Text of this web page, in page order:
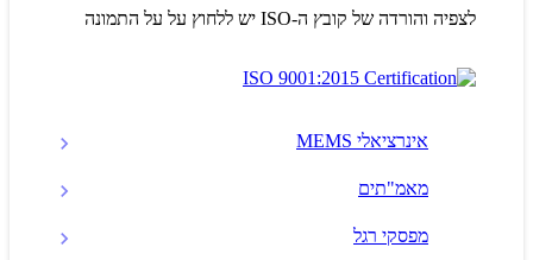
לצפיה והורדה של קובץ ה-ISO יש ללחוץ על על התמונה
אינרציאלי MEMS
מאמ"תים
מפסקי רגל